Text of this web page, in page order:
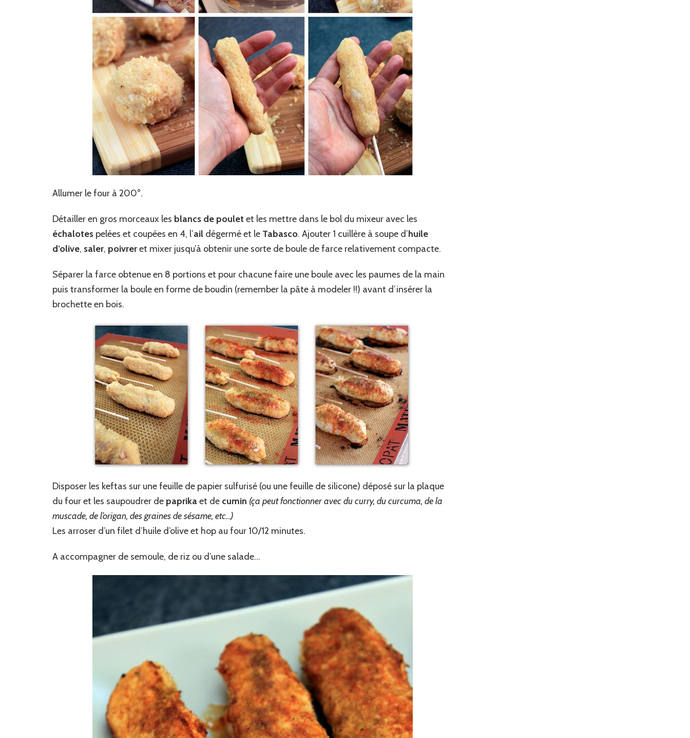
Allumer le four à 200°.
Détailler en gros morceaux les blancs de poulet et les mettre dans le bol du mixeur avec les
échalotes pelées et coupées en 4, l’ail dégermé et le Tabasco. Ajouter 1 cuillère à soupe d’huile
d’olive, saler, poivreret mixer jusqu’à obtenir une sorte de boule de farce relativement compacte.
Séparer la farce obtenue en 8 portions et pour chacune faire une boule avec les paumes de la main
puis transformer la boule en forme de boudin (remember la pâte à modeler !!) avant d’insérer la
brochette en bois.
Disposer les keftas sur une feuille de papier sulfurisé (ou une feuille de silicone) déposé sur la plaque
du four et les saupoudrer de paprikaet de cumin (ça peut fonctionner avec du curry, du curcuma, de la
muscade, de l’origan, des graines de sésame, etc…)
Les arroser d’un filet d’huile d’olive et hop au four 10/12 minutes.
A accompagner de semoule, de riz ou d’une salade…